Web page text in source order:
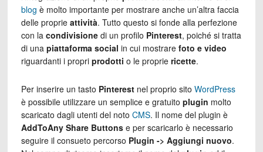
blog è molto importante per mostrare anche un’altra faccia
delle proprie attività. Tutto questo si fonde alla perfezione
con la condivisionedi un profilo Pinterest, poiché si tratta
di una piattaforma social in cui mostrare foto e video
riguardanti i propri prodotti o le proprie ricette.
Per inserire un tasto Pinterestnel proprio sito WordPress
è possibile utilizzare un semplice e gratuito plugin molto
scaricato dagli utenti del noto CMS. Il nome del plugin è
AddToAny Share Buttonse per scaricarlo è necessario
seguire il consueto percorso Plugin -> Aggiungi nuovo.